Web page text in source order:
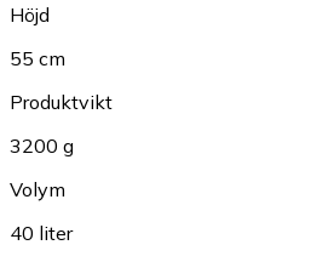
Höjd
55 cm
Produktvikt
3200 g
Volym
40 liter